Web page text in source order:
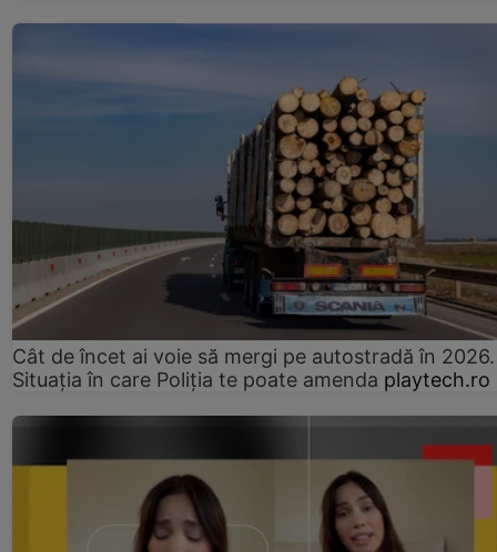
Cât de încet ai voie să mergi pe autostradă în 2026.
Situația în care Poliția te poate amenda playtech.ro